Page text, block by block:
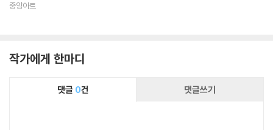
중앙아트
작가에게 한마디
댓글 0건 댓글쓰기